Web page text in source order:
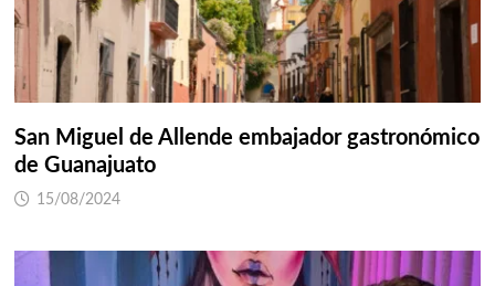
San Miguel de Allende embajador gastronómico
de Guanajuato
15/08/2024